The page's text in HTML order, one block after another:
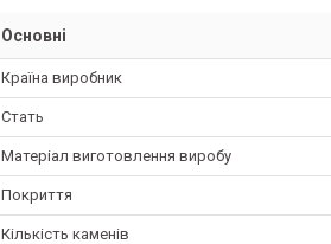
Основні
Країна виробник
Стать
Матеріал виготовлення виробу
Покриття
Кількість каменів